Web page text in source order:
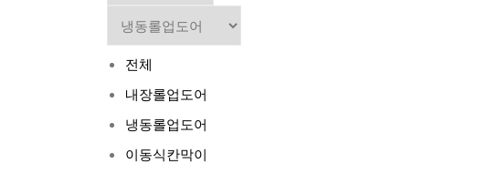
전체
내장롤업도어
냉동롤업도어
이동식칸막이